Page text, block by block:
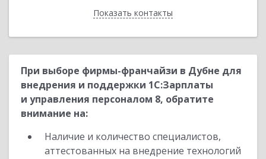
Показать контакты
Назад
При выборе фирмы-франчайзи в Дубне для
внедрения и поддержки 1С:Зарплаты
и управления персоналом 8, обратите
внимание на:
Наличие и количество специалистов,
аттестованных на внедрение технологий